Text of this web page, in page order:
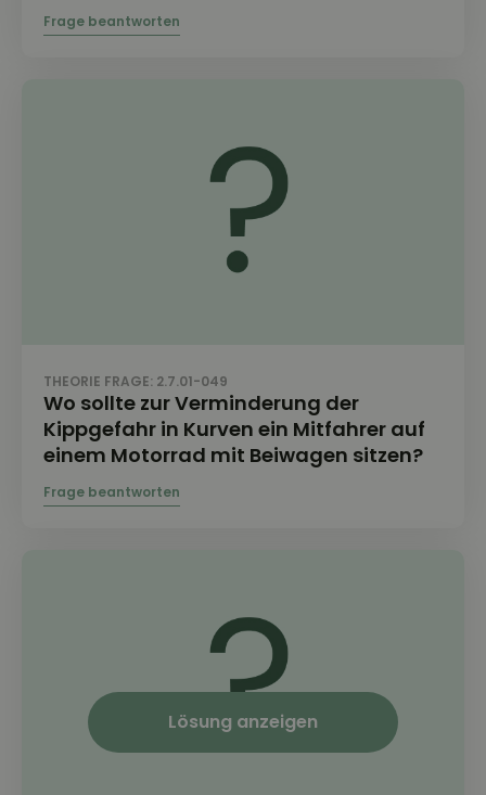
Lösung anzeigen
THEORIE FRAGE: 2.7.01-049
Wo sollte zur Verminderung der
Kippgefahr in Kurven ein Mitfahrer auf
einem Motorrad mit Beiwagen sitzen?